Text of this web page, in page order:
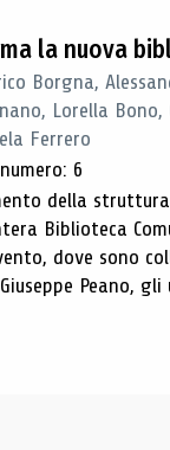
la nuova
Borgna,
Lorella
Ferrero
6
della struttura
Biblioteca
dove sono
Peano,